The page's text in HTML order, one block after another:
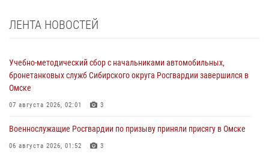
ЛЕНТА НОВОСТЕЙ
Учебно-методический сбор с начальниками автомобильных,
бронетанковых служб Сибирского округа Росгвардии завершился в
Омске
07 августа 2026, 02:01 3
Военнослужащие Росгвардии по призыву приняли присягу в Омске
06 августа 2026, 01:52 3